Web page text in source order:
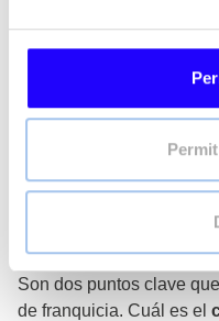
otras, esto es cuestión y
puntos relativos a
obligacionestiene cada
Condiciones de pago
contrato
Son dos puntos clave
de franquicia. Cuál es el